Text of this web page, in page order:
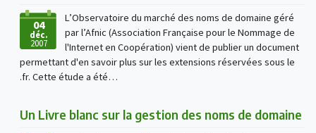
04
déc.
2007
L’Observatoire du marché des noms de domaine géré
par l’Afnic (Association Française pour le Nommage de
l'Internet en Coopération) vient de publier un document
permettant d'en savoir plus sur les extensions réservées sous le
.fr. Cette étude a été…
Un Livre blanc sur la gestion des noms de domaine